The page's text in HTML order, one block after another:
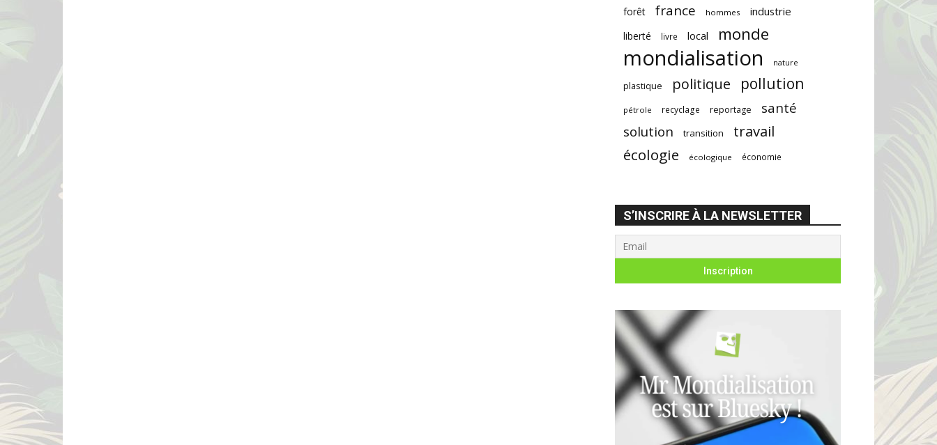
forêt france hommes industrie
liberté livre local monde
mondialisation nature
plastique politique pollution
pétrole recyclage reportage
santé
solution
transition
travail
écologie
écologique économie
S’INSCRIRE À LA NEWSLETTER